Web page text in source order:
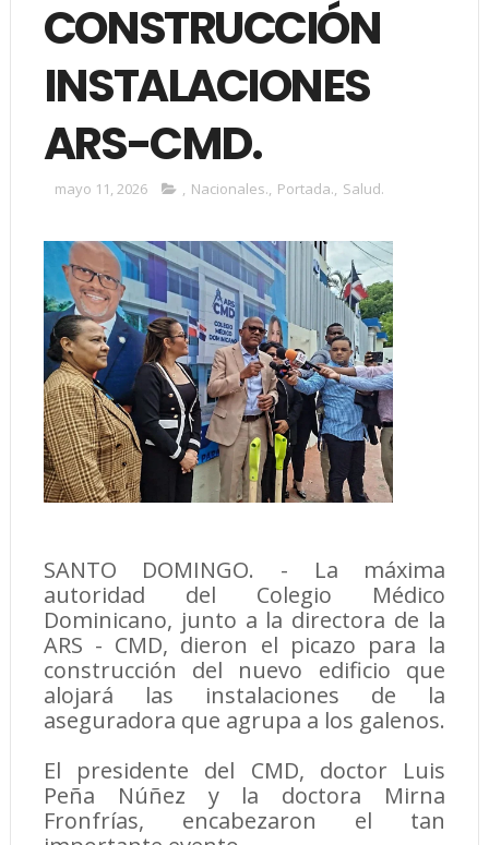
CONSTRUCCIÓN
INSTALACIONES
ARS-CMD.
mayo 11, 2026 , Nacionales., Portada., Salud.
SANTO DOMINGO. - La máxima
autoridad del Colegio Médico
Dominicano, junto a la directora de la
ARS - CMD, dieron el picazo para la
construcción del nuevo edificio que
alojará las instalaciones de la
aseguradora que agrupa a los galenos.
El presidente del CMD, doctor Luis
Peña Núñez y la doctora Mirna
Fronfrías, encabezaron el tan